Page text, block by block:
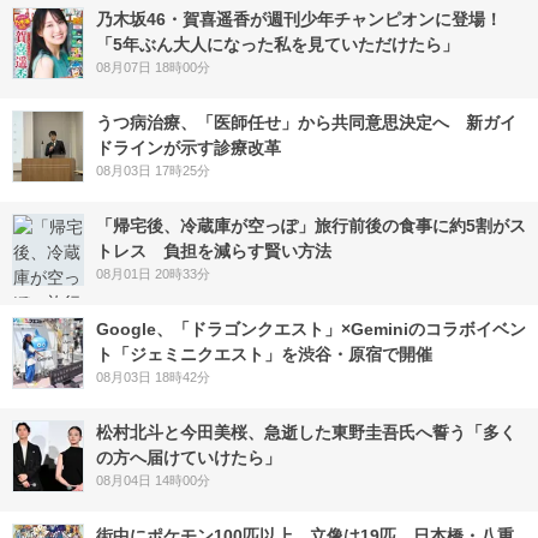
乃木坂46・賀喜遥香が週刊少年チャンピオンに登場！
「5年ぶん大人になった私を見ていただけたら」
08月07日 18時00分
うつ病治療、「医師任せ」から共同意思決定へ 新ガイ
ドラインが示す診療改革
08月03日 17時25分
「帰宅後、冷蔵庫が空っぽ」旅行前後の食事に約5割がス
トレス 負担を減らす賢い方法
08月01日 20時33分
Google、「ドラゴンクエスト」×Geminiのコラボイベン
ト「ジェミニクエスト」を渋谷・原宿で開催
08月03日 18時42分
松村北斗と今田美桜、急逝した東野圭吾氏へ誓う「多く
の方へ届けていけたら」
08月04日 14時00分